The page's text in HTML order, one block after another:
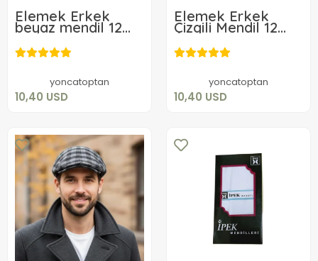
Elemek Erkek
beyaz mendil 12
adet
yoncatoptan
10,40 USD
10,40 USD
Elemek Erkek
Çizgili Mendil 12
adet 39x39 cm
yoncatoptan
10,40 USD
10,40 USD